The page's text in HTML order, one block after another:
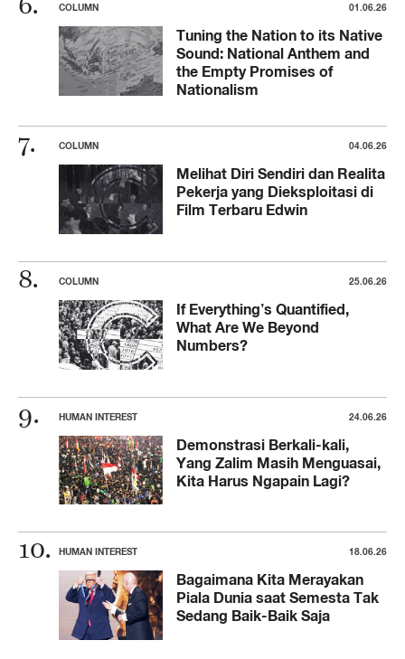
COLUMN 01.06.26
Tuning the Nation to its Native
Sound: National Anthem and
the Empty Promises of
Nationalism
COLUMN 04.06.26
Melihat Diri Sendiri dan Realita
Pekerja yang Dieksploitasi di
Film Terbaru Edwin
COLUMN 25.06.26
If Everything’s Quantified,
What Are We Beyond
Numbers?
HUMAN INTEREST 24.06.26
Demonstrasi Berkali-kali,
Yang Zalim Masih Menguasai,
Kita Harus Ngapain Lagi?
HUMAN INTEREST 18.06.26
Bagaimana Kita Merayakan
Piala Dunia saat Semesta Tak
Sedang Baik-Baik Saja